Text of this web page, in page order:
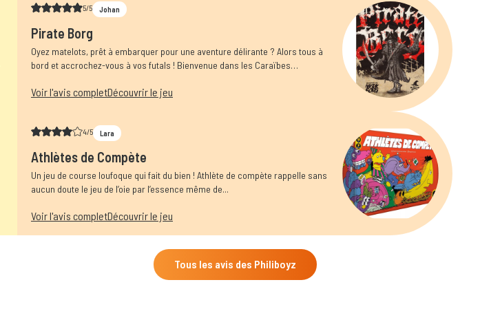
5/5 Johan
Pirate Borg
Oyez matelots, prêt à embarquer pour une aventure délirante ? Alors tous à
bord et accrochez-vous à vos futals ! Bienvenue dans les Caraïbes
Voir l'avis completDécouvrir le jeu
4/5 Lara
Athlètes de Compète
Un jeu de course loufoque qui fait du bien ! Athlète de compète rappelle sans
aucun doute le jeu de l’oie par l’essence même de...
Voir l'avis completDécouvrir le jeu
Tous les avis des Philiboyz